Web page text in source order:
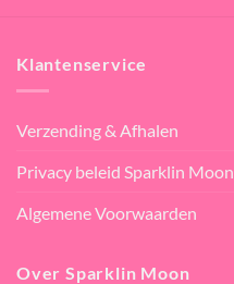
Klantenservice
Verzending & Afhalen
Privacy beleid Sparklin Moon
Algemene Voorwaarden
Over Sparklin Moon